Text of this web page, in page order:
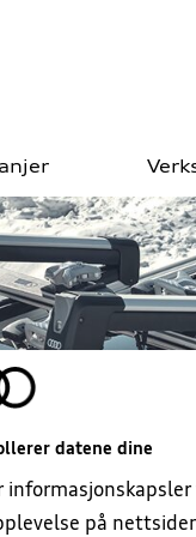
prøvekjøring
Deal 5+
Deal dekkhotell
datene dine
på